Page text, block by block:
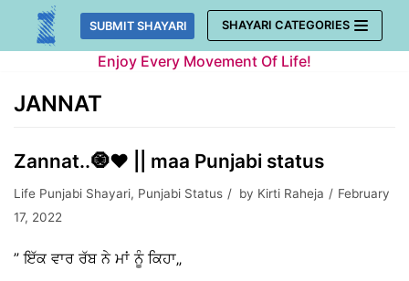
Skip
SUBMIT SHAYARI SHAYARI CATEGORIES
Enjoy Every Movement Of Life!
JANNAT
Zannat..🧿❤️ || maa Punjabi status
Life Punjabi Shayari, Punjabi Status by Kirti Raheja
February
17, 2022
” ਇੱਕ ਵਾਰ ਰੱਬ ਨੇ ਮਾਂ ਨੂੰ ਕਿਹਾ„